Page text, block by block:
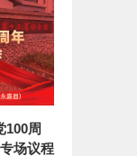
100周
场议程